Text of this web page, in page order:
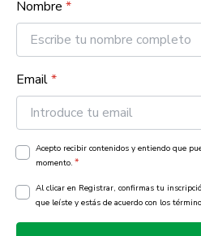
Nombre *
Email*
Acepto recibir contenidos y entiendo que
momento. *
Al clicar en Registrar, confirmas tu
que leíste y estás de acuerdo con los